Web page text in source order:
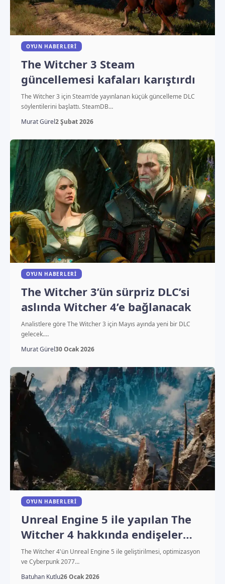
OYUN HABERLERI
The Witcher 3 Steam
güncellemesi kafaları karıştırdı
The Witcher 3 için Steam'de yayınlanan küçük güncelleme DLC
söylentilerini başlattı. SteamDB…
Murat Gürel2 Şubat 2026
OYUN HABERLERI
The Witcher 3’ün sürpriz DLC’si
aslında Witcher 4’e bağlanacak
Analistlere göre The Witcher 3 için Mayıs ayında yeni bir DLC
gelecek.…
Murat Gürel30 Ocak 2026
OYUN HABERLERI
Unreal Engine 5 ile yapılan The
Witcher 4 hakkında endişeler
büyüyor
The Witcher 4'ün Unreal Engine 5 ile geliştirilmesi, optimizasyon
ve Cyberpunk 2077…
Batuhan Kutlu26 Ocak 2026